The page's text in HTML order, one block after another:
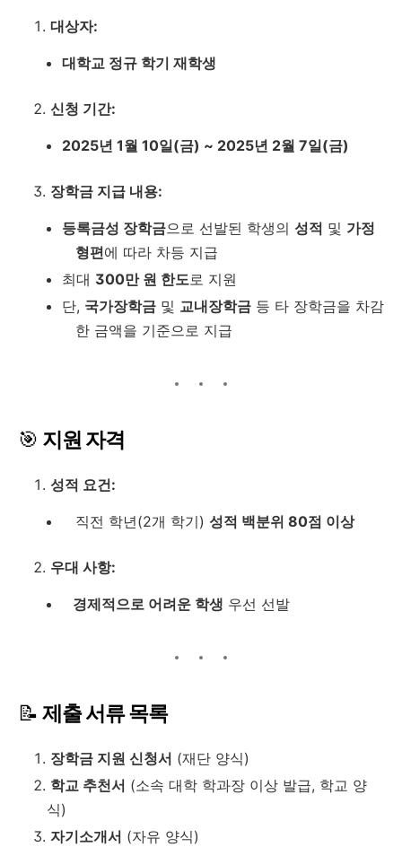
대상자:
대학교 정규 학기 재학생
신청 기간:
2025년 1월 10일(금) ~ 2025년 2월 7일(금)
장학금 지급 내용:
등록금성 장학금으로 선발된 학생의 성적 및 가정
형편에 따라 차등 지급
최대 300만 원 한도로 지원
단, 국가장학금 및 교내장학금 등 타 장학금을 차감
한 금액을 기준으로 지급
🎯 지원 자격
성적 요건:
직전 학년(2개 학기) 성적 백분위 80점 이상
우대 사항:
경제적으로 어려운 학생 우선 선발
📝 제출 서류 목록
장학금 지원 신청서 (재단 양식)
학교 추천서 (소속 대학 학과장 이상 발급, 학교 양
식)
자기소개서 (자유 양식)